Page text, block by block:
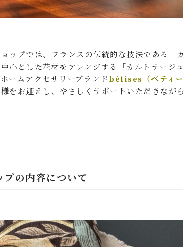
ップでは、フランスの伝統的な技法である
心とした花材をアレンジする「カルトナージ
ームアクセサリーブランドbêtises（べティー
をお迎えし、やさしくサポートいただきなが
プの内容について